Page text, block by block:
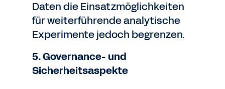
Daten die Einsatzmöglichkeiten
für weiterführende analytische
Experimente jedoch begrenzen.
5. Governance- und
Sicherheitsaspekte